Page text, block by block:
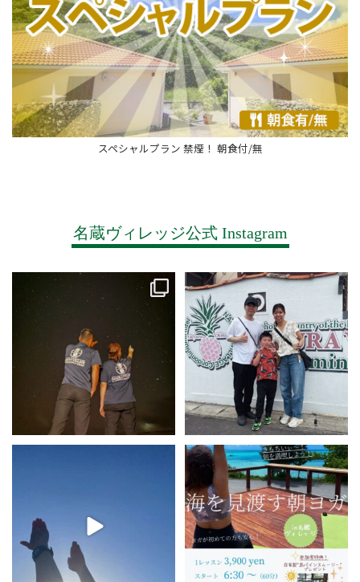
スペシャルプラン 禁煙！ 朝食付/無
名蔵ヴィレッジ公式 Instagram
少し街から離れた名蔵ヴィレッジか
らは
梅雨時期でも満天の星空 ...
34
素敵ファミリー ...
34
名蔵ヴィレッジの屋上からは海が見
渡せる！！そんな素敵な景色を一望
しながらのヨガは解放感たっぷり。
さら...
12 0